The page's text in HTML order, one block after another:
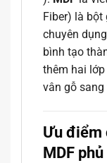
Fiber) là
chuyên
bình tạo
thêm hai
vân gỗ
Ưu điểm
MDF phủ